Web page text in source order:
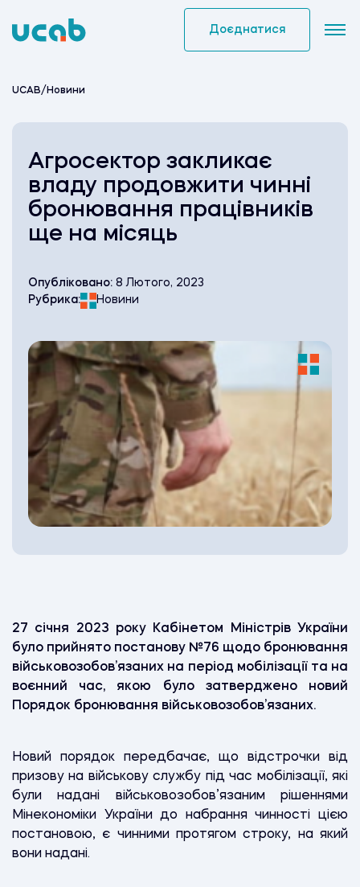
to
Доєднатися
UCAB/ Новини
Агросектор закликає
владу продовжити чинні
бронювання працівників
ще на місяць
Опубліковано: 8 Лютого, 2023
Рубрика:
Новини
27 січня 2023 року Кабінетом Міністрів України
було прийнято постанову №76 щодо бронювання
військовозобов’язаних на період мобілізації та на
воєнний час, якою було затверджено новий
Порядок бронювання військовозобов’язаних.
Новий порядок передбачає, що відстрочки від
призову на військову службу під час мобілізації, які
були надані військовозобов’язаним рішеннями
Мінекономіки України до набрання чинності цією
постановою, є чинними протягом строку, на який
вони надані.